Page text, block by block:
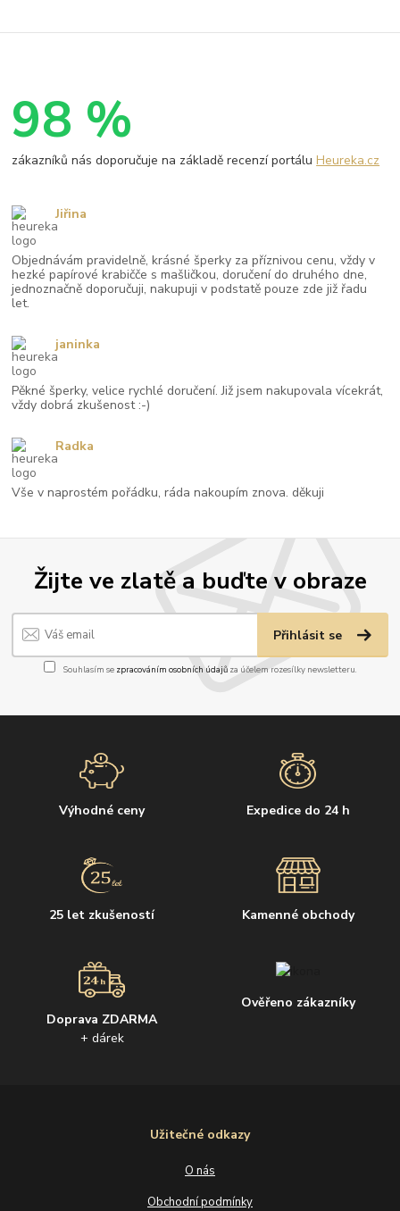
Žijte ve zlatě a buďte v obraze
Přihlásit se
Souhlasím se zpracováním osobních údajůza účelem rozesílky newsletteru.
Výhodné ceny Expedice do 24 h
25 let zkušeností Kamenné obchody
Doprava ZDARMA
+ dárek
Ověřeno zákazníky
Užitečné odkazy
O nás
Obchodní podmínky
98 %
zákazníků nás doporučuje na základě recenzí portáluHeureka.cz
Objednávám pravidelně, krásné šperky za příznivou cenu, vždy v
hezké papírové krabičče s mašličkou, doručení do druhého dne,
jednoznačně doporučuji, nakupuji v podstatě pouze zde již řadu
let.
Jiřina
Pěkné šperky, velice rychlé doručení. Již jsem nakupovala vícekrát,
vždy dobrá zkušenost :-)
janinka
Vše v naprostém pořádku, ráda nakoupím znova. děkuji
Radka